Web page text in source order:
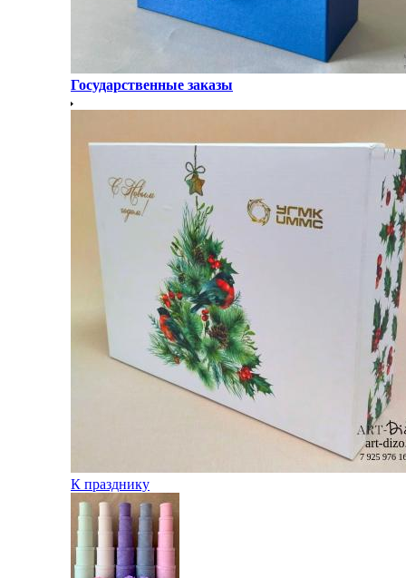
Государственные заказы
К празднику